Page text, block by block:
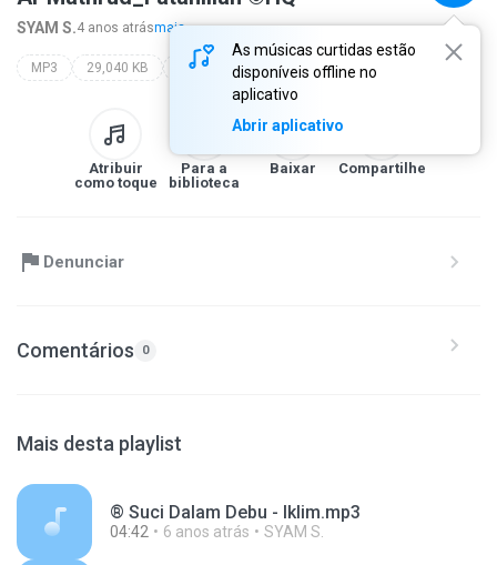
As músicas curtidas estão
disponíveis offline no
aplicativo
Abrir aplicativo
SYAM S.4 anos atrásmais...
MP3 29,040 KB Vocal fatahillah ©hq al-mathrud
Atribuir
como toque
Para a
biblioteca
Baixar Compartilhe
Denunciar
Comentários 0
Mais desta playlist
® Suci Dalam Debu - Iklim.mp3
04:42 6 anos atrás SYAM S.